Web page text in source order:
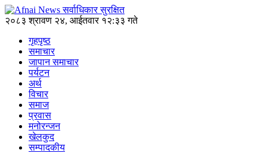
२०८३ श्रावण २४, आईतवार १२:३३ गते
गृहपृष्ठ
समाचार
जापान समाचार
पर्यटन
अर्थ
विचार
समाज
प्रवास
मनोरन्जन
खेलकुद
सम्पादकीय